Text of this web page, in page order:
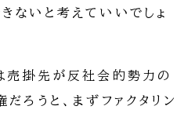
ないと考えていいでしょ
売掛先が反社会的勢力の
ろうと、まずファクタリン